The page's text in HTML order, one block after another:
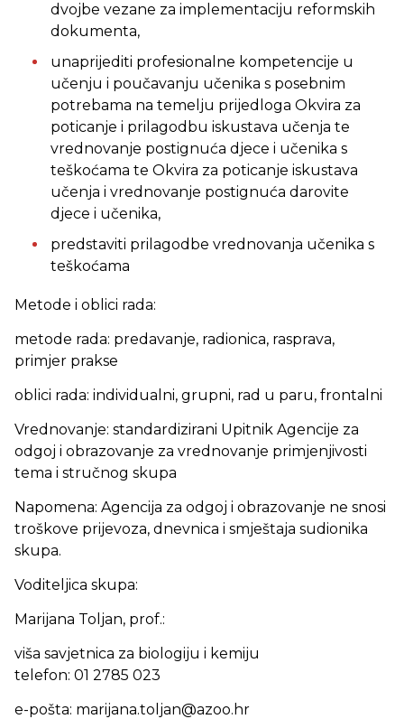
dvojbe vezane za implementaciju reformskih
dokumenta,
unaprijediti profesionalne kompetencije u
učenju i poučavanju učenika s posebnim
potrebama na temelju prijedloga Okvira za
poticanje i prilagodbu iskustava učenja te
vrednovanje postignuća djece i učenika s
teškoćama te Okvira za poticanje iskustava
učenja i vrednovanje postignuća darovite
djece i učenika,
predstaviti prilagodbe vrednovanja učenika s
teškoćama
Metode i oblici rada:
metode rada: predavanje, radionica, rasprava,
primjer prakse
oblici rada: individualni, grupni, rad u paru, frontalni
Vrednovanje: standardizirani Upitnik Agencije za
odgoj i obrazovanje za vrednovanje primjenjivosti
tema i stručnog skupa
Napomena: Agencija za odgoj i obrazovanje ne snosi
troškove prijevoza, dnevnica i smještaja sudionika
skupa.
Voditeljica skupa:
Marijana Toljan, prof.:
viša savjetnica za biologiju i kemiju
telefon: 01 2785 023
e-pošta: marijana.toljan@azoo.hr